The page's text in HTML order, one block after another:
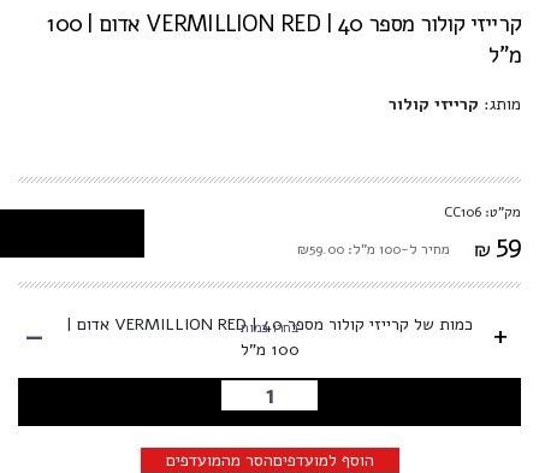
קרייזי קולור מספר 40 | VERMILLION RED אדום | 100
מ"ל
מותג: קרייזי קולור
מק"ט: CC106
₪ 59 מחיר ל-100 מ"ל: ₪59.00
+
כמות של קרייזי קולור מספר 40 | VERMILLION RED אדום |
100 מ"ל
בחרו כמות -
הוספה לסל
הוסף למועדפיםהסר מהמועדפים